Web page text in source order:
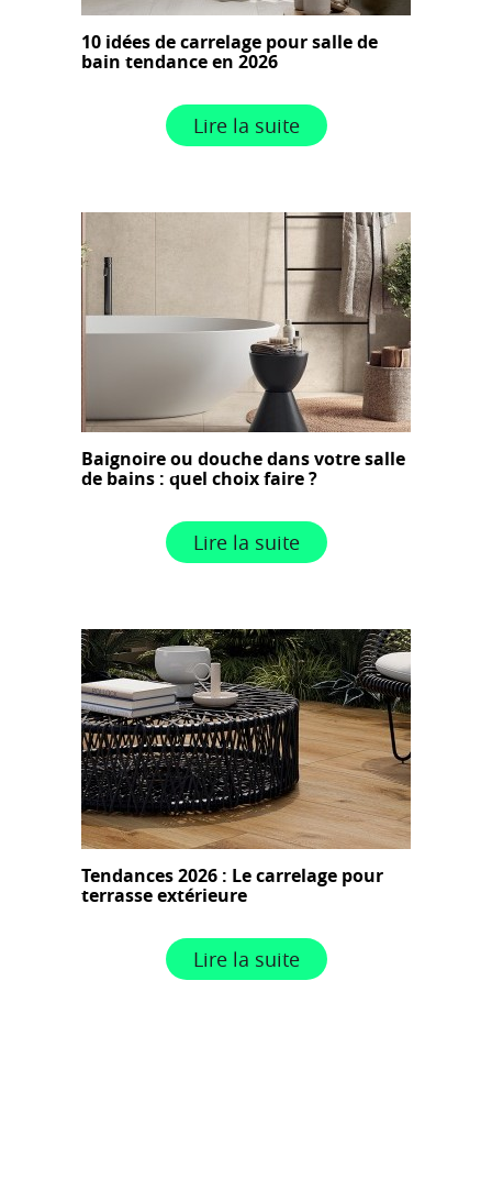
10 idées de carrelage pour salle de
bain tendance en 2026
Lire la suite
Baignoire ou douche dans votre salle
de bains : quel choix faire ?
Lire la suite
Tendances 2026 : Le carrelage pour
terrasse extérieure
Lire la suite